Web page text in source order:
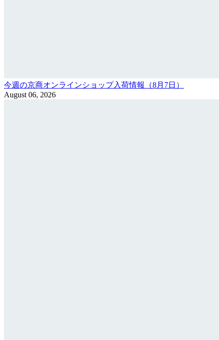
今週の京商オンラインショップ入荷情報（8月7日）
August 06, 2026